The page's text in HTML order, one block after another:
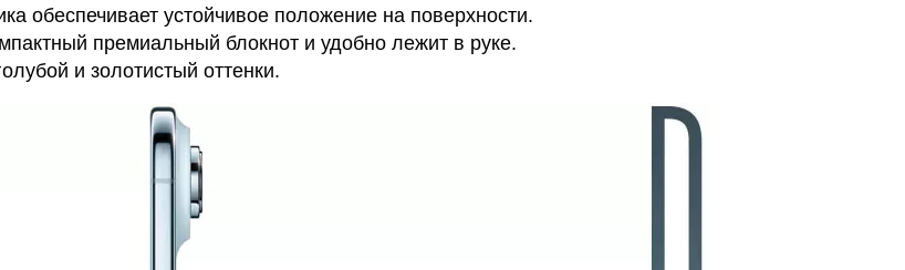
обеспечивает устойчивое положение на поверхности.
премиальный блокнот и удобно лежит в руке.
и золотистый оттенки.